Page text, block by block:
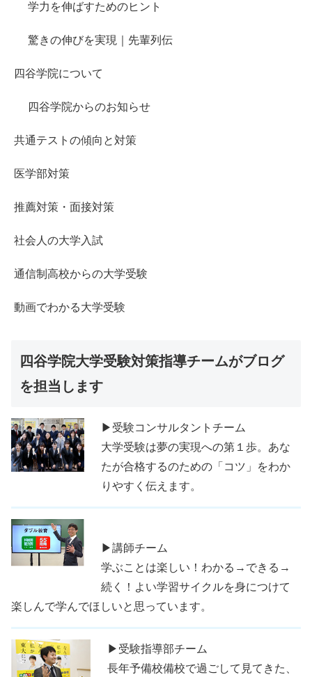
学力を伸ばすためのヒント
驚きの伸びを実現｜先輩列伝
四谷学院について
四谷学院からのお知らせ
共通テストの傾向と対策
医学部対策
推薦対策・面接対策
社会人の大学入試
通信制高校からの大学受験
動画でわかる大学受験
四谷学院大学受験対策指導チームがブログ
を担当します
▶受験コンサルタントチーム
大学受験は夢の実現への第１歩。あな
たが合格するのための「コツ」をわか
りやすく伝えます。
▶講師チーム
学ぶことは楽しい！わかる→できる→
続く！よい学習サイクルを身につけて
楽しんで学んでほしいと思っています。
▶受験指導部チーム
長年予備校備校で過ごして見てきた、